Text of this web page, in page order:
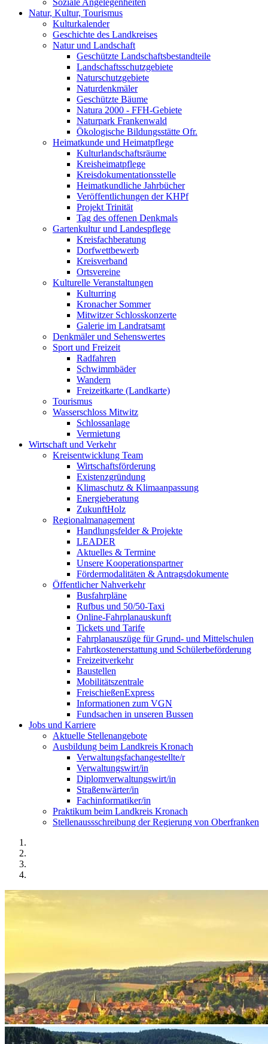
Soziale Angelegenheiten
Natur, Kultur, Tourismus
Kulturkalender
Geschichte des Landkreises
Natur und Landschaft
Geschützte Landschaftsbestandteile
Landschaftsschutzgebiete
Naturschutzgebiete
Naturdenkmäler
Geschützte Bäume
Natura 2000 - FFH-Gebiete
Naturpark Frankenwald
Ökologische Bildungsstätte Ofr.
Heimatkunde und Heimatpflege
Kulturlandschaftsräume
Kreisheimatpflege
Kreisdokumentationsstelle
Heimatkundliche Jahrbücher
Veröffentlichungen der KHPf
Projekt Trinität
Tag des offenen Denkmals
Gartenkultur und Landespflege
Kreisfachberatung
Dorfwettbewerb
Kreisverband
Ortsvereine
Kulturelle Veranstaltungen
Kulturring
Kronacher Sommer
Mitwitzer Schlosskonzerte
Galerie im Landratsamt
Denkmäler und Sehenswertes
Sport und Freizeit
Radfahren
Schwimmbäder
Wandern
Freizeitkarte (Landkarte)
Tourismus
Wasserschloss Mitwitz
Schlossanlage
Vermietung
Wirtschaft und Verkehr
Kreisentwicklung Team
Wirtschaftsförderung
Existenzgründung
Klimaschutz & Klimaanpassung
Energieberatung
ZukunftHolz
Regionalmanagement
Handlungsfelder & Projekte
LEADER
Aktuelles & Termine
Unsere Kooperationspartner
Fördermodalitäten & Antragsdokumente
Öffentlicher Nahverkehr
Busfahrpläne
Rufbus und 50/50-Taxi
Online-Fahrplanauskunft
Tickets und Tarife
Fahrplanauszüge für Grund- und Mittelschulen
Fahrtkostenerstattung und Schülerbeförderung
Freizeitverkehr
Baustellen
Mobilitätszentrale
FreischießenExpress
Informationen zum VGN
Fundsachen in unseren Bussen
Jobs und Karriere
Aktuelle Stellenangebote
Ausbildung beim Landkreis Kronach
Verwaltungsfachangestellte/r
Verwaltungswirt/in
Diplomverwaltungswirt/in
Straßenwärter/in
Fachinformatiker/in
Praktikum beim Landkreis Kronach
Stellenaussschreibung der Regierung von Oberfranken